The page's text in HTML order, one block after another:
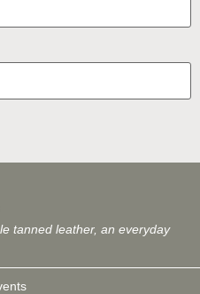
tanned leather, an everyday